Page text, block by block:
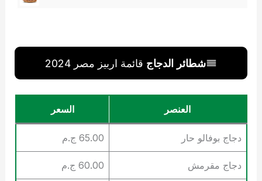
شطائر الدجاج قائمة اربيز مصر 2024
العنصر السعر
دجاج بوفالو حار 65.00 ج.م
دجاج مقرمش 60.00 ج.م